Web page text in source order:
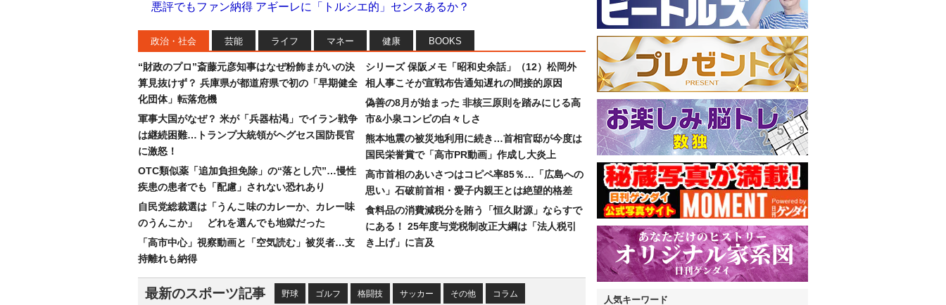
悪評でもファン納得 アギーレに「トルシエ的」センスあるか？
政治・社会 芸能 ライフ マネー 健康 BOOKS
“財政のプロ”斎藤元彦知事はなぜ粉飾まがいの決
算見抜けず？ 兵庫県が都道府県で初の「早期健全
化団体」転落危機
軍事大国がなぜ？ 米が「兵器枯渇」でイラン戦争
は継続困難…トランプ大統領がヘグセス国防長官
に激怒！
OTC類似薬「追加負担免除」の“落とし穴”…慢性
疾患の患者でも「配慮」されない恐れあり
自民党総裁選は「うんこ味のカレーか、カレー味
のうんこか」 どれを選んでも地獄だった
「高市中心」視察動画と「空気読む」被災者…支
持離れも納得
シリーズ 保阪メモ「昭和史余話」（12）松岡外
相人事こそが宣戦布告通知遅れの間接的原因
偽善の8月が始まった 非核三原則を踏みにじる高
市&小泉コンビの白々しさ
熊本地震の被災地利用に続き…首相官邸が今度は
国民栄誉賞で「高市PR動画」作成し大炎上
高市首相のあいさつはコピペ率85％…「広島への
思い」石破前首相・愛子内親王とは絶望的格差
食料品の消費減税分を賄う「恒久財源」ならすで
にある！ 25年度与党税制改正大綱は「法人税引
き上げ」に言及
最新のスポーツ記事 野球 ゴルフ 格闘技 サッカー その他 コラム
人気キーワード